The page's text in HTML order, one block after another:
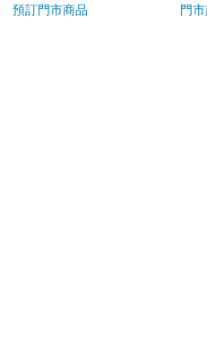
若非上列種類商品，均享有
預訂門市商品 門